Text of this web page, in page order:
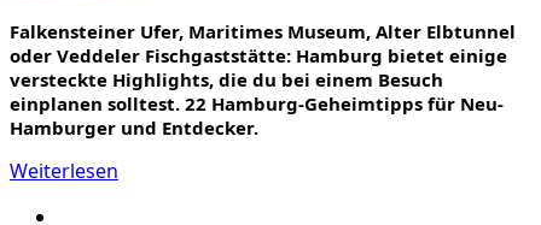
Falkensteiner Ufer, Maritimes Museum, Alter Elbtunnel
oder Veddeler Fischgaststätte: Hamburg bietet einige
versteckte Highlights, die du bei einem Besuch
einplanen solltest. 22 Hamburg-Geheimtipps für Neu-
Hamburger und Entdecker.
Weiterlesen